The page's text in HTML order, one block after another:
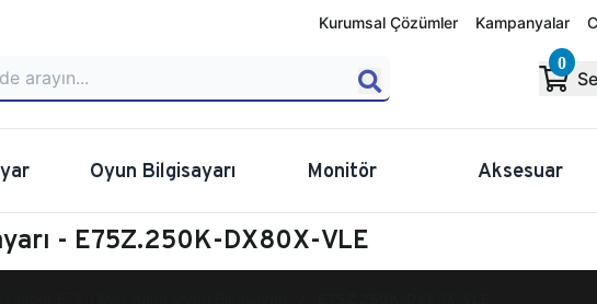
Kurumsal Çözümler Kampanyalar
0
Oyun Bilgisayarı Monitör Aksesuar
- E75Z.250K-DX80X-VLE